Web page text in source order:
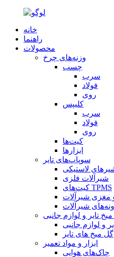
خانه
راهنما
محصولات
وزنه‌های چرخ
چسب
سرب
فولاد
روی
کلیپس
سرب
فولاد
روی
کیت‌ها
ابزارها
سوپاپ‌های تایر
لاستیکی
شیرآلات فلزی
کیت‌های TPMS
مغزی شیرآلات
شیرآلات
تایر و لوازم جانبی
و لوازم جانبی
گل میخ های تایر
ابزار و مواد تعمیر
چاک‌های هوایی